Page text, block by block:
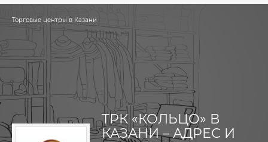
Торговые центры в Казани
ТРК «КОЛЬЦО» В
КАЗАНИ – АДРЕС И